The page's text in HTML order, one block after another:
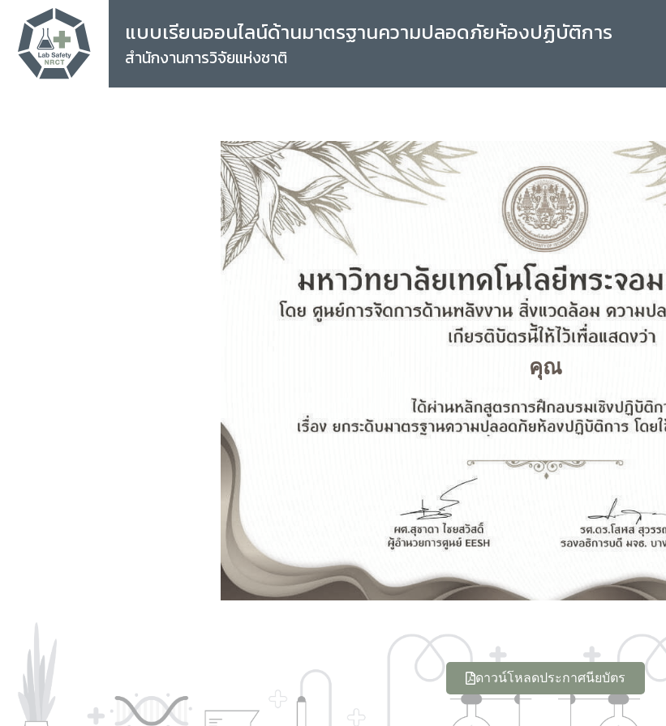
แบบเรียนออนไลน์ด้านมาตรฐานความปลอดภัยห้องปฏิบัติการ
สำนักงานการวิจัยแห่งชาติ
คุณ
ดาวน์โหลดประกาศนียบัตร